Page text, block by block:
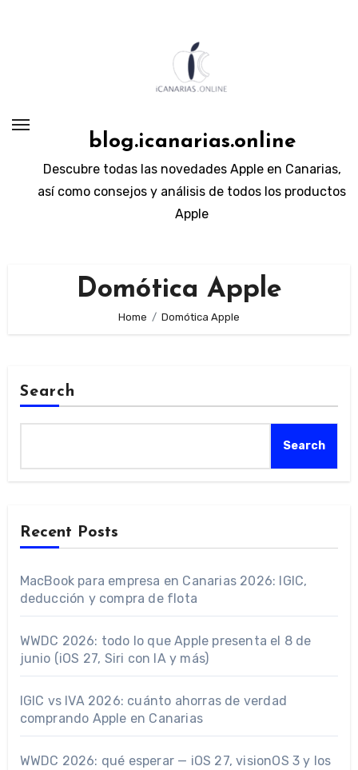
blog.icanarias.online
Descubre todas las novedades Apple en Canarias,
así como consejos y análisis de todos los productos
Apple
Domótica Apple
Home Domótica Apple
Search
Search
Recent Posts
MacBook para empresa en Canarias 2026: IGIC,
deducción y compra de flota
WWDC 2026: todo lo que Apple presenta el 8 de
junio (iOS 27, Siri con IA y más)
IGIC vs IVA 2026: cuánto ahorras de verdad
comprando Apple en Canarias
WWDC 2026: qué esperar — iOS 27, visionOS 3 y los